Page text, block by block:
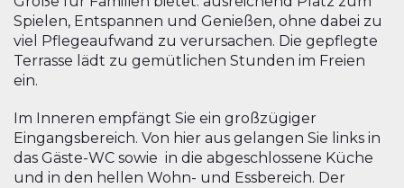
Spielen, Entspannen und Genießen, ohne dabei zu
viel Pflegeaufwand zu verursachen. Die gepflegte
Terrasse lädt zu gemütlichen Stunden im Freien
ein.
Im Inneren empfängt Sie ein großzügiger
Eingangsbereich. Von hier aus gelangen Sie links in
das Gäste-WC sowie in die abgeschlossene Küche
und in den hellen Wohn- und Essbereich. Der